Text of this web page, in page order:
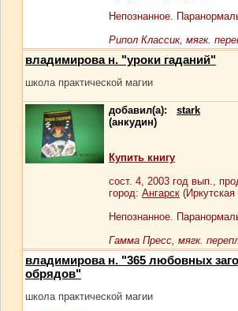
Непознанное.
Рипол Классик, мягк.
владимирова н. "уроки гаданий"
школа практической магии
добавил(а): stark
(анкудин)
Купить книгу
сост. 4, 2003 год вып.,
город: Ангарск (Иркутская
Непознанное.
Гамма Пресс, мягк.
владимирова н. "365 любовных
обрядов"
школа практической магии